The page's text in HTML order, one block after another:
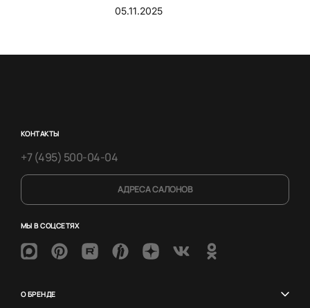
05.11.2025
КОНТАКТЫ
+7 (495) 500-04-04
АДРЕСА САЛОНОВ
МЫ В СОЦСЕТЯХ
О БРЕНДЕ